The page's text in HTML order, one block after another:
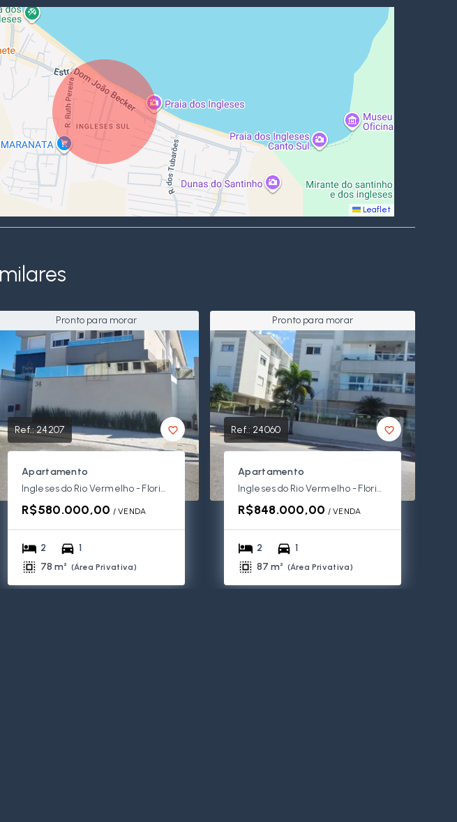
Leaflet
Pronto para morar
Ref.:24207
Apartamento
Ingleses do Rio Vermelho - Florianópolis/SC
R$580.000,00 / VENDA
2
1
78 m² (Área Privativa)
Pronto para morar
Ref.: 24060
Apartamento
Ingleses do Rio Vermelho - Florianópolis/SC
R$848.000,00 / VENDA
2
1
87 m² (Área Privativa)